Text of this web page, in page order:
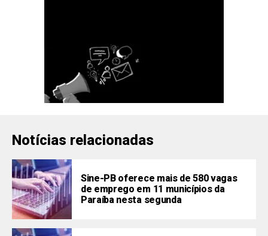
Notícias relacionadas
Sine-PB oferece mais de 580 vagas
de emprego em 11 municípios da
Paraíba nesta segunda